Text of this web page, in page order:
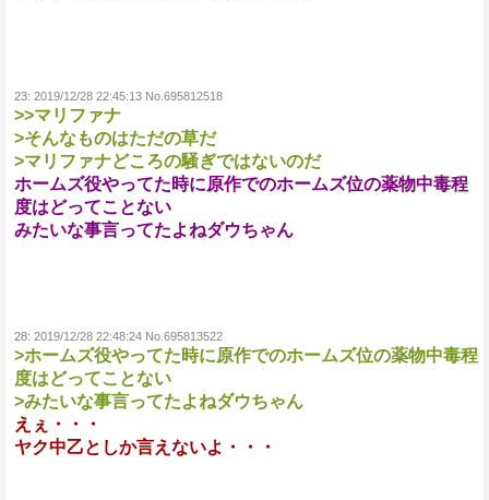
23: 2019/12/28 22:45:13 No.695812518
>>マリファナ
>そんなものはただの草だ
>マリファナどころの騒ぎではないのだ
ホームズ役やってた時に原作でのホームズ位の薬物中毒程
度はどってことない
みたいな事言ってたよねダウちゃん
28: 2019/12/28 22:48:24 No.695813522
>ホームズ役やってた時に原作でのホームズ位の薬物中毒程
度はどってことない
>みたいな事言ってたよねダウちゃん
えぇ・・・
ヤク中乙としか言えないよ・・・